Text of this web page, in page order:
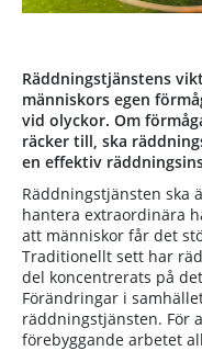
Räddningstjänstens
människors egen
vid olyckor. Om
räcker till, ska
en effektiv
Räddningstjänsten ska
hantera extraordinära
att människor får det
Traditionellt sett har
del koncentrerats på
Förändringar i
räddningstjänsten. För
förebyggande arbetet